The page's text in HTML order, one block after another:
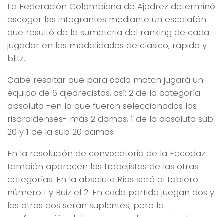
La Federación Colombiana de Ajedrez determinó
escoger los integrantes mediante un escalafón
que resultó de la sumatoria del ranking de cada
jugador en las modalidades de clásico, rápido y
blitz.
Cabe resaltar que para cada match jugará un
equipo de 6 ajedrecistas, así: 2 de la categoría
absoluta -en la que fueron seleccionados los
risaraldenses- más 2 damas, 1 de la absoluta sub
20 y 1 de la sub 20 damas.
En la resolución de convocatoria de la Fecodaz
también aparecen los trebejistas de las otras
categorías. En la absoluta Ríos será el tablero
número 1 y Ruiz el 2. En cada partida juegan dos y
los otros dos serán suplentes, pero la